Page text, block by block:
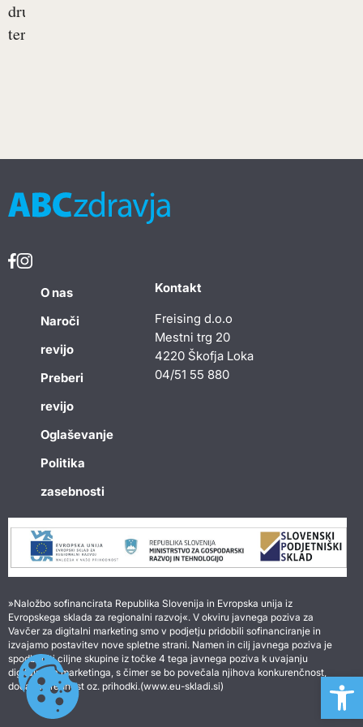
druge,
ter...
O nas
Naroči
revijo
Preberi
revijo
Oglaševanje
Politika
zasebnosti
Kontakt
Freising d.o.o
Mestni trg 20
4220 Škofja Loka
04/51 55 880
»Naložbo sofinancirata Republika Slovenija in Evropska unija iz
Evropskega sklada za regionalni razvoj«. V okviru javnega poziva za
Vavčer za digitalni marketing smo v podjetju pridobili sofinanciranje in
izvajamo postavitev nove spletne strani. Namen in cilj javnega poziva je
spodbuditi ciljne skupine iz točke 4 tega javnega poziva k uvajanju
digitalnega marketinga, s čimer se bo povečala njihova konkurenčnost,
dodana vrednost oz. prihodki.(www.eu-skladi.si)